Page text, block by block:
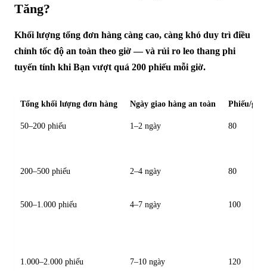
Tăng?
Khối lượng tổng đơn hàng càng cao, càng khó duy trì điều
chỉnh tốc độ an toàn theo giờ — và rủi ro leo thang phi
tuyến tính khi Bạn vượt quá 200 phiếu mỗi giờ.
Tổng khối lượng đơn hàng Ngày giao hàng an toàn Phiếu/giờ
50–200 phiếu 1–2 ngày 80
200–500 phiếu 2–4 ngày 80
500–1.000 phiếu 4–7 ngày 100
1.000–2.000 phiếu 7–10 ngày 120